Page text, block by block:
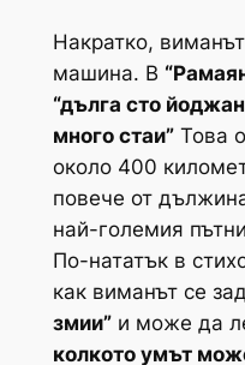
Накратко,
машина. В
“дълга сто
много стаи”Това
около 400
повече от
най-големия
По-нататък в
как виманът се
змии”и може да
колкото умът